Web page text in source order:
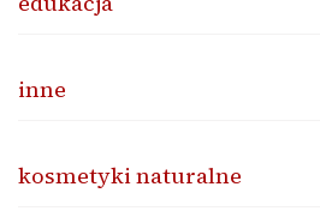
inne
kosmetyki naturalne